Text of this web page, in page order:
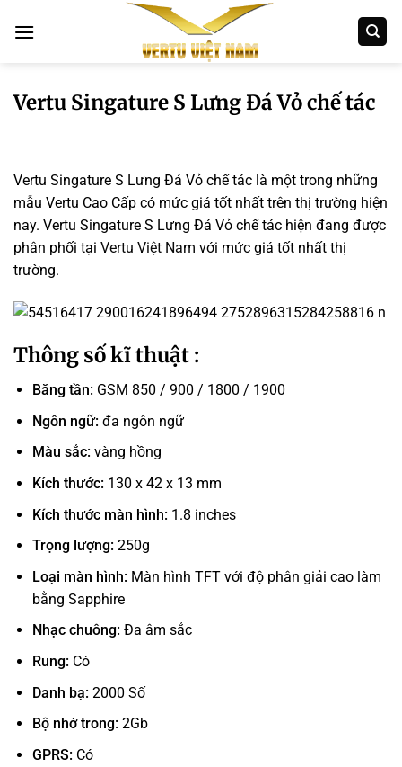
qua
Vertu Singature S Lưng Đá Vỏ chế tác
Vertu Singature S Lưng Đá Vỏ chế tác là một trong những
mẫu Vertu Cao Cấp có mức giá tốt nhất trên thị trường hiện
nay. Vertu Singature S Lưng Đá Vỏ chế tác hiện đang được
phân phối tại Vertu Việt Nam với mức giá tốt nhất thị
trường.
Thông số kĩ thuật :
Băng tần: GSM 850 / 900 / 1800 / 1900
Ngôn ngữ: đa ngôn ngữ
Màu sắc: vàng hồng
Kích thước: 130 x 42 x 13 mm
Kích thước màn hình: 1.8 inches
Trọng lượng: 250g
Loại màn hình: Màn hình TFT với độ phân giải cao làm
bằng Sapphire
Nhạc chuông: Đa âm sắc
Rung: Có
Danh bạ: 2000 Số
Bộ nhớ trong: 2Gb
GPRS: Có